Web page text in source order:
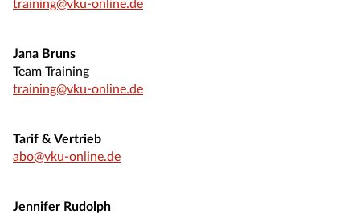
training@vku-online.de
Jana Bruns
Team Training
training@vku-online.de
Tarif & Vertrieb
abo@vku-online.de
Jennifer Rudolph